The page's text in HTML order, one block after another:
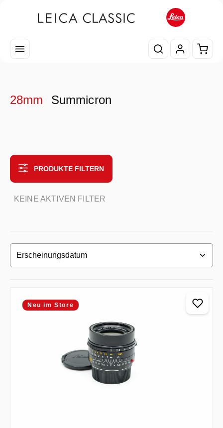
28mm Summicron
PRODUKTE FILTERN
KEINE AKTIVEN FILTER
Neu im Store